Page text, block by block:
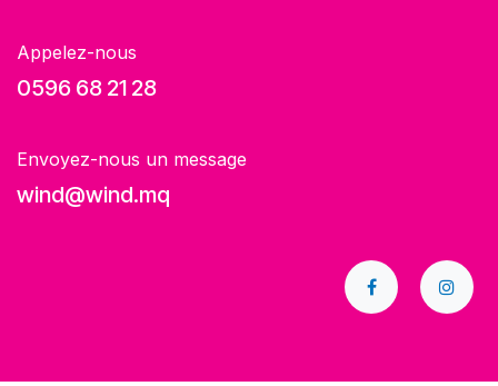
Appelez-nous
0596 68 21 28
Envoyez-nous un message
wind@wind.mq